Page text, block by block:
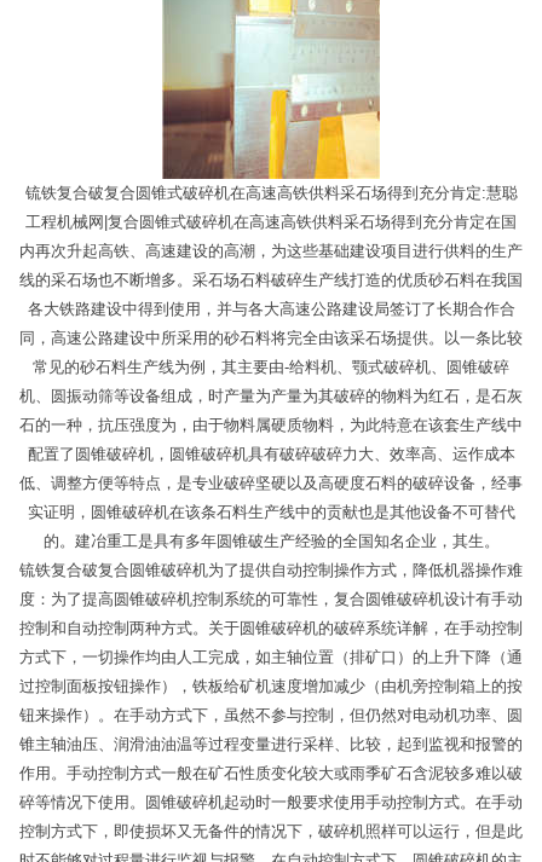
锍铁复合破复合圆锥式破碎机在高速高铁供料采石场得到充分肯定:慧聪
工程机械网|复合圆锥式破碎机在高速高铁供料采石场得到充分肯定在国
内再次升起高铁、高速建设的高潮，为这些基础建设项目进行供料的生产
线的采石场也不断增多。采石场石料破碎生产线打造的优质砂石料在我国
各大铁路建设中得到使用，并与各大高速公路建设局签订了长期合作合
同，高速公路建设中所采用的砂石料将完全由该采石场提供。以一条比较
常见的砂石料生产线为例，其主要由-给料机、颚式破碎机、圆锥破碎
机、圆振动筛等设备组成，时产量为产量为其破碎的物料为红石，是石灰
石的一种，抗压强度为，由于物料属硬质物料，为此特意在该套生产线中
配置了圆锥破碎机，圆锥破碎机具有破碎破碎力大、效率高、运作成本
低、调整方便等特点，是专业破碎坚硬以及高硬度石料的破碎设备，经事
实证明，圆锥破碎机在该条石料生产线中的贡献也是其他设备不可替代
的。建冶重工是具有多年圆锥破生产经验的全国知名企业，其生。
锍铁复合破复合圆锥破碎机为了提供自动控制操作方式，降低机器操作难
度：为了提高圆锥破碎机控制系统的可靠性，复合圆锥破碎机设计有手动
控制和自动控制两种方式。关于圆锥破碎机的破碎系统详解，在手动控制
方式下，一切操作均由人工完成，如主轴位置（排矿口）的上升下降（通
过控制面板按钮操作），铁板给矿机速度增加减少（由机旁控制箱上的按
钮来操作）。在手动方式下，虽然不参与控制，但仍然对电动机功率、圆
锥主轴油压、润滑油油温等过程变量进行采样、比较，起到监视和报警的
作用。手动控制方式一般在矿石性质变化较大或雨季矿石含泥较多难以破
碎等情况下使用。圆锥破碎机起动时一般要求使用手动控制方式。在手动
控制方式下，即使损坏又无备件的情况下，破碎机照样可以运行，但是此